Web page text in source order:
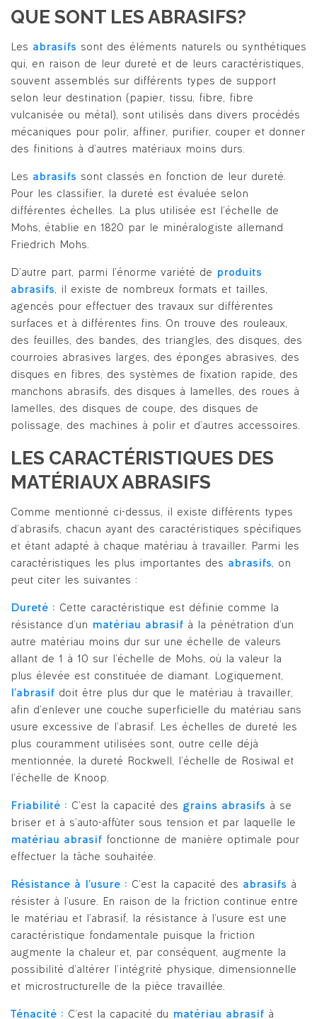
QUE SONT LES ABRASIFS?
Les abrasifs sont des éléments naturels ou synthétiques
qui, en raison de leur dureté et de leurs caractéristiques,
souvent assemblés sur différents types de support
selon leur destination (papier, tissu, fibre, fibre
vulcanisée ou métal), sont utilisés dans divers procédés
mécaniques pour polir, affiner, purifier, couper et donner
des finitions à d’autres matériaux moins durs.
Les abrasifs sont classés en fonction de leur dureté.
Pour les classifier, la dureté est évaluée selon
différentes échelles. La plus utilisée est l’échelle de
Mohs, établie en 1820 par le minéralogiste allemand
Friedrich Mohs.
D’autre part, parmi l’énorme variété de produits
abrasifs , il existe de nombreux formats et tailles,
agencés pour effectuer des travaux sur différentes
surfaces et à différentes fins. On trouve des rouleaux,
des feuilles, des bandes, des triangles, des disques, des
courroies abrasives larges, des éponges abrasives, des
disques en fibres, des systèmes de fixation rapide, des
manchons abrasifs, des disques à lamelles, des roues à
lamelles, des disques de coupe, des disques de
polissage, des machines à polir et d’autres accessoires.
LES CARACTÉRISTIQUES DES
MATÉRIAUX ABRASIFS
Comme mentionné ci-dessus, il existe différents types
d’abrasifs, chacun ayant des caractéristiques spécifiques
et étant adapté à chaque matériau à travailler. Parmi les
caractéristiques les plus importantes des abrasifs , on
peut citer les suivantes :
Dureté : Cette caractéristique est définie comme la
résistance d’un matériau abrasif à la pénétration d’un
autre matériau moins dur sur une échelle de valeurs
allant de 1 à 10 sur l’échelle de Mohs, où la valeur la
plus élevée est constituée de diamant. Logiquement,
l’abrasif doit être plus dur que le matériau à travailler,
afin d’enlever une couche superficielle du matériau sans
usure excessive de l’abrasif. Les échelles de dureté les
plus couramment utilisées sont, outre celle déjà
mentionnée, la dureté Rockwell, l’échelle de Rosiwal et
l’échelle de Knoop.
Friabilité : C’est la capacité des grains abrasifs à se
briser et à s’auto-affûter sous tension et par laquelle le
matériau abrasif fonctionne de manière optimale pour
effectuer la tâche souhaitée.
Résistance à l’usure : C’est la capacité des abrasifs à
résister à l’usure. En raison de la friction continue entre
le matériau et l’abrasif, la résistance à l’usure est une
caractéristique fondamentale puisque la friction
augmente la chaleur et, par conséquent, augmente la
possibilité d’altérer l’intégrité physique, dimensionnelle
et microstructurelle de la pièce travaillée.
Ténacité : C’est la capacité du matériau abrasif à